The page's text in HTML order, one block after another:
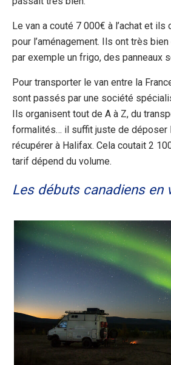
Le van a couté 7 000€ à l’achat et
pour l’aménagement. Ils ont très
par exemple un frigo, des panneaux
Pour transporter le van entre la
sont passés par une société
Ils organisent tout de A à Z, du
formalités… il suffit juste de déposer
récupérer à Halifax. Cela coutait 2
tarif dépend du volume.
Les débuts canadiens en